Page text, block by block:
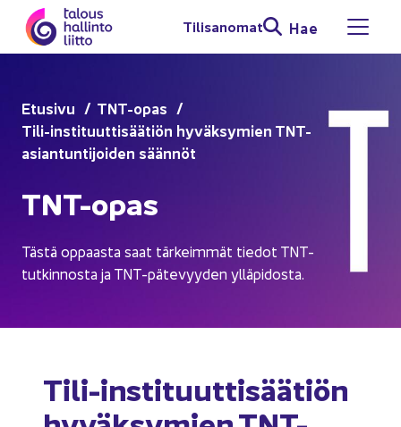
Siir­ry si­säl­töön
Ti­li­sa­no­mat Hae Avaa
Etusi­vu
TNT-​opas
Tili-​instituuttisäätiön hy­väk­sy­mien TNT-​
asiantuntijoiden sään­nöt
TNT-​opas
Tästä op­paas­ta saat tär­keim­mät tie­dot TNT-​
tutkinnosta ja TNT-​pätevyyden yl­lä­pi­dos­ta.
Tili-​instituuttisäätiön